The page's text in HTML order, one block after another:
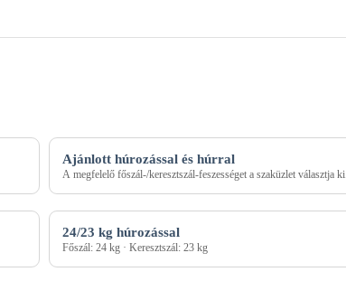
Ajánlott húrozással és húrral
A megfelelő főszál-/keresztszál-feszességet a szaküzlet választja ki.
24/23 kg húrozással
Főszál: 24 kg · Keresztszál: 23 kg